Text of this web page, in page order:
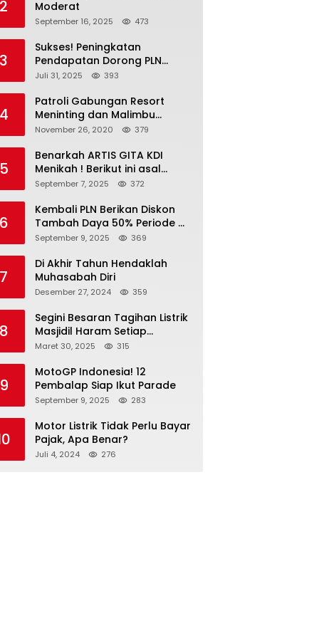
2
Moderat
September 16, 2025 473
3
Sukses! Peningkatan
Pendapatan Dorong PLN
Masuk Fortune Global 500
Juli 31, 2025 393
4
Patroli Gabungan Resort
Meninting dan Malimbu
Bersama TNI – POLRI
November 26, 2020 379
5
Benarkah ARTIS GITA KDI
Menikah ! Berikut ini asal
calon suaminya dan intip
September 7, 2025 372
6
Kembali PLN Berikan Diskon
Tambah Daya 50% Periode 4-
17 September, Cek
September 9, 2025 369
7
Di Akhir Tahun Hendaklah
Muhasabah Diri
Desember 27, 2024 359
8
Segini Besaran Tagihan Listrik
Masjidil Haram Setiap
Bulannya
Maret 30, 2025 315
9
MotoGP Indonesia! 12
Pembalap Siap Ikut Parade
September 9, 2025 283
Motor Listrik Tidak Perlu Bayar
Pajak, Apa Benar?
Juli 4, 2024 276